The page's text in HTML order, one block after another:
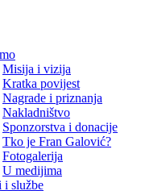
Misija i vizija
Kratka povijest
Nagrade i priznanja
Nakladništvo
Sponzorstva i donacije
Tko je Fran Galović?
Fotogalerija
U medijima
i službe